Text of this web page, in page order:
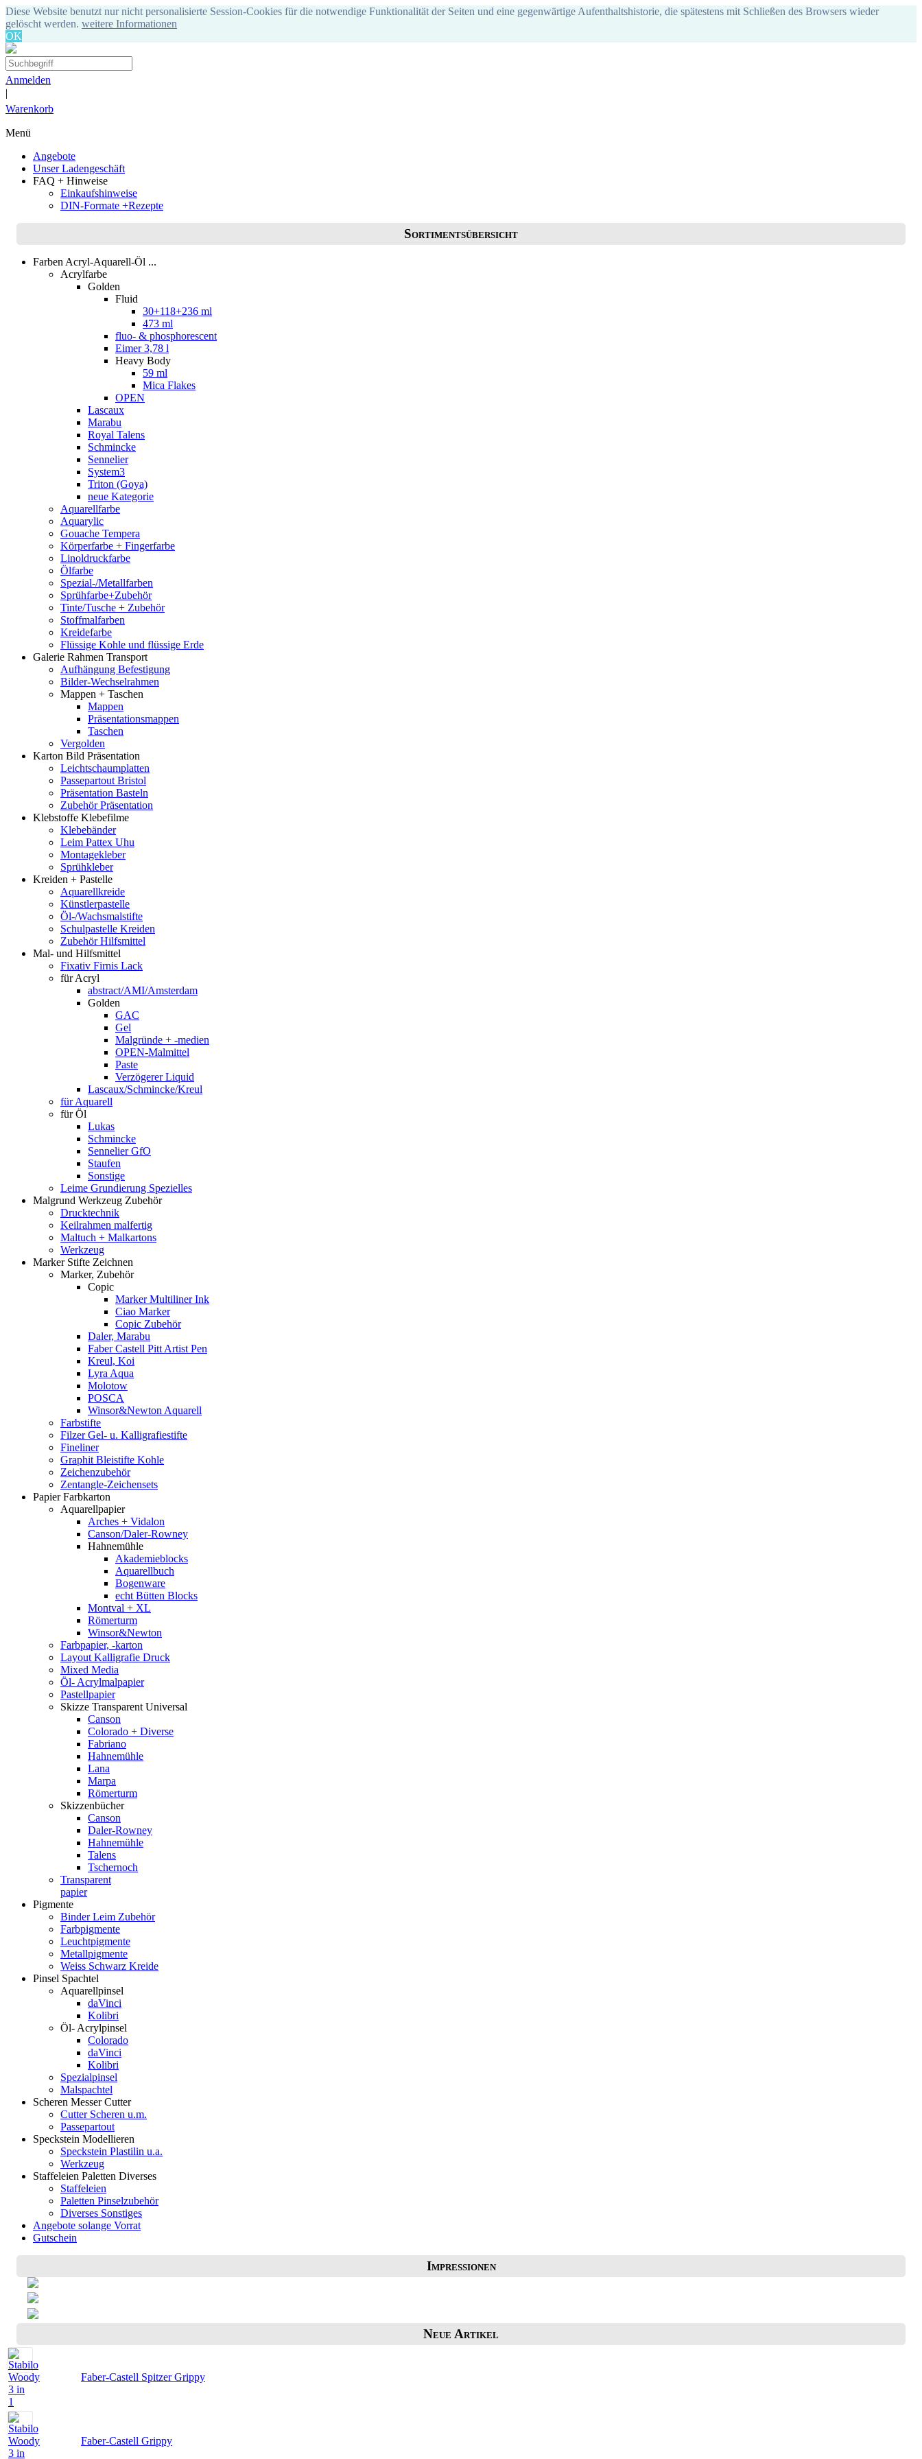
Diese Website benutzt nur nicht personalisierte Session-Cookies für die notwendige Funktionalität der Seiten und eine gegenwärtige Aufenthaltshistorie, die spätestens mit Schließen des Browsers wieder
gelöscht werden. weitere Informationen
OK
Anmelden
|
Warenkorb
Menü
Angebote
Unser Ladengeschäft
FAQ + Hinweise
Einkaufshinweise
DIN-Formate +Rezepte
Sortimentsübersicht
Farben Acryl-Aquarell-Öl ...
Acrylfarbe
Golden
Fluid
30+118+236 ml
473 ml
fluo- & phosphorescent
Eimer 3,78 l
Heavy Body
59 ml
Mica Flakes
OPEN
Lascaux
Marabu
Royal Talens
Schmincke
Sennelier
System3
Triton (Goya)
neue Kategorie
Aquarellfarbe
Aquarylic
Gouache Tempera
Körperfarbe + Fingerfarbe
Linoldruckfarbe
Ölfarbe
Spezial-/Metallfarben
Sprühfarbe+Zubehör
Tinte/Tusche + Zubehör
Stoffmalfarben
Kreidefarbe
Flüssige Kohle und flüssige Erde
Galerie Rahmen Transport
Aufhängung Befestigung
Bilder-Wechselrahmen
Mappen + Taschen
Mappen
Präsentationsmappen
Taschen
Vergolden
Karton Bild Präsentation
Leichtschaumplatten
Passepartout Bristol
Präsentation Basteln
Zubehör Präsentation
Klebstoffe Klebefilme
Klebebänder
Leim Pattex Uhu
Montagekleber
Sprühkleber
Kreiden + Pastelle
Aquarellkreide
Künstlerpastelle
Öl-/Wachsmalstifte
Schulpastelle Kreiden
Zubehör Hilfsmittel
Mal- und Hilfsmittel
Fixativ Firnis Lack
für Acryl
abstract/AMI/Amsterdam
Golden
GAC
Gel
Malgründe + -medien
OPEN-Malmittel
Paste
Verzögerer Liquid
Lascaux/Schmincke/Kreul
für Aquarell
für Öl
Lukas
Schmincke
Sennelier GfO
Staufen
Sonstige
Leime Grundierung Spezielles
Malgrund Werkzeug Zubehör
Drucktechnik
Keilrahmen malfertig
Maltuch + Malkartons
Werkzeug
Marker Stifte Zeichnen
Marker, Zubehör
Copic
Marker Multiliner Ink
Ciao Marker
Copic Zubehör
Daler, Marabu
Faber Castell Pitt Artist Pen
Kreul, Koi
Lyra Aqua
Molotow
POSCA
Winsor&Newton Aquarell
Farbstifte
Filzer Gel- u. Kalligrafiestifte
Fineliner
Graphit Bleistifte Kohle
Zeichenzubehör
Zentangle-Zeichensets
Papier Farbkarton
Aquarellpapier
Arches + Vidalon
Canson/Daler-Rowney
Hahnemühle
Akademieblocks
Aquarellbuch
Bogenware
echt Bütten Blocks
Montval + XL
Römerturm
Winsor&Newton
Farbpapier, -karton
Layout Kalligrafie Druck
Mixed Media
Öl- Acrylmalpapier
Pastellpapier
Skizze Transparent Universal
Canson
Colorado + Diverse
Fabriano
Hahnemühle
Lana
Marpa
Römerturm
Skizzenbücher
Canson
Daler-Rowney
Hahnemühle
Talens
Tschernoch
Transparent
papier
Pigmente
Binder Leim Zubehör
Farbpigmente
Leuchtpigmente
Metallpigmente
Weiss Schwarz Kreide
Pinsel Spachtel
Aquarellpinsel
daVinci
Kolibri
Öl- Acrylpinsel
Colorado
daVinci
Kolibri
Spezialpinsel
Malspachtel
Scheren Messer Cutter
Cutter Scheren u.m.
Passepartout
Speckstein Modellieren
Speckstein Plastilin u.a.
Werkzeug
Staffeleien Paletten Diverses
Staffeleien
Paletten Pinselzubehör
Diverses Sonstiges
Angebote solange Vorrat
Gutschein
Impressionen
Neue Artikel
Faber-Castell Spitzer Grippy
Faber-Castell Grippy